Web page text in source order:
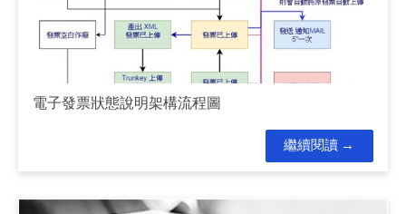
電子發票狀態說明架構流程圖
繼續閱讀